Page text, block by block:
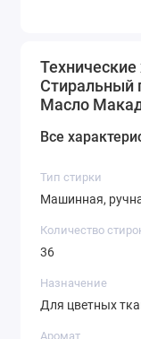
Технические
Стиральный
Масло
Все
Тип стирки
Машинная,
Количество
36
Назначение
Для цветных
Аромат